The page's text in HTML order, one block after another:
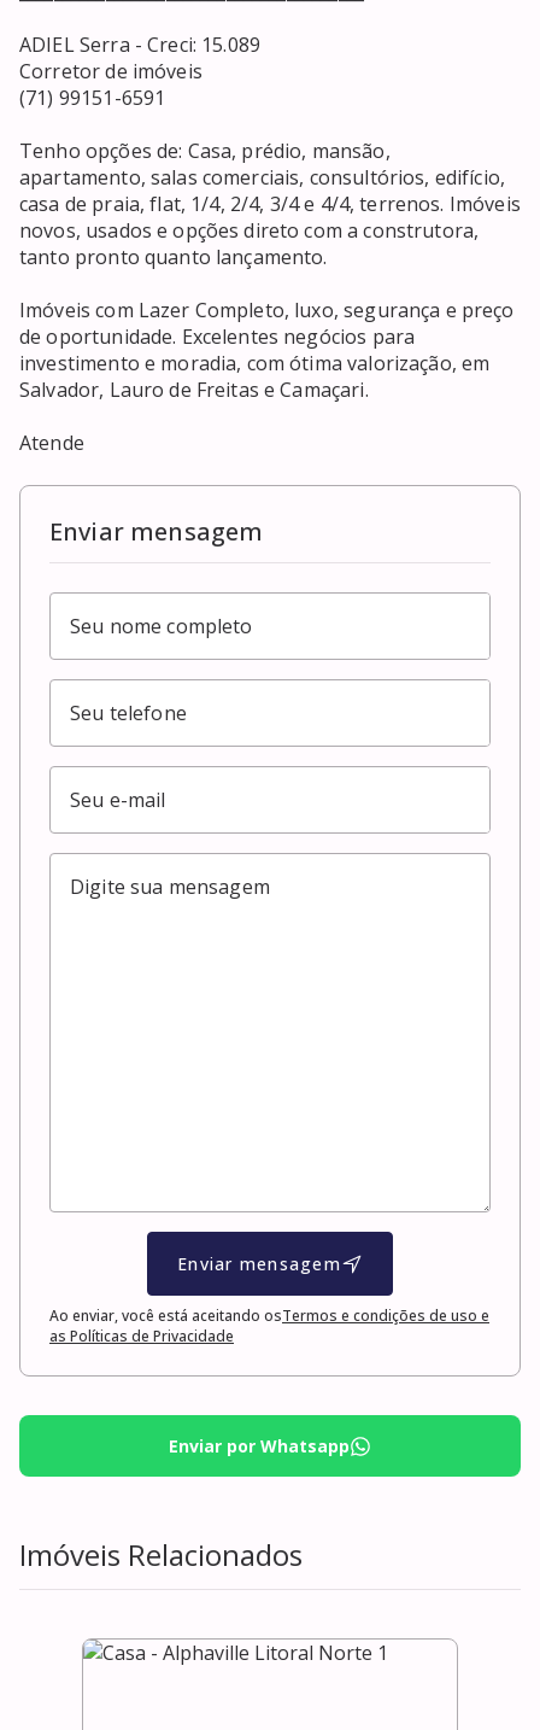
ADIEL Serra - Creci: 15.089
Corretor de imóveis
(71) 99151-6591
Tenho opções de: Casa, prédio, mansão,
apartamento, salas comerciais, consultórios, edifício,
casa de praia, flat, 1/4, 2/4, 3/4 e 4/4, terrenos. Imóveis
novos, usados e opções direto com a construtora,
tanto pronto quanto lançamento.
Imóveis com Lazer Completo, luxo, segurança e preço
de oportunidade. Excelentes negócios para
investimento e moradia, com ótima valorização, em
Salvador, Lauro de Freitas e Camaçari.
Atende
Enviar mensagem
Enviar mensagem
Ao enviar, você está aceitando osTermos e condições de uso e
as Políticas de Privacidade
Enviar por Whatsapp
Imóveis Relacionados